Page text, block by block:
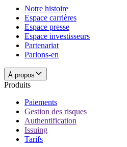
Notre histoire
Espace carrières
Espace presse
Espace investisseurs
Partenariat
Parlons-en
À propos
Produits
Paiements
Gestion des risques
Authentification
Issuing
Tarifs